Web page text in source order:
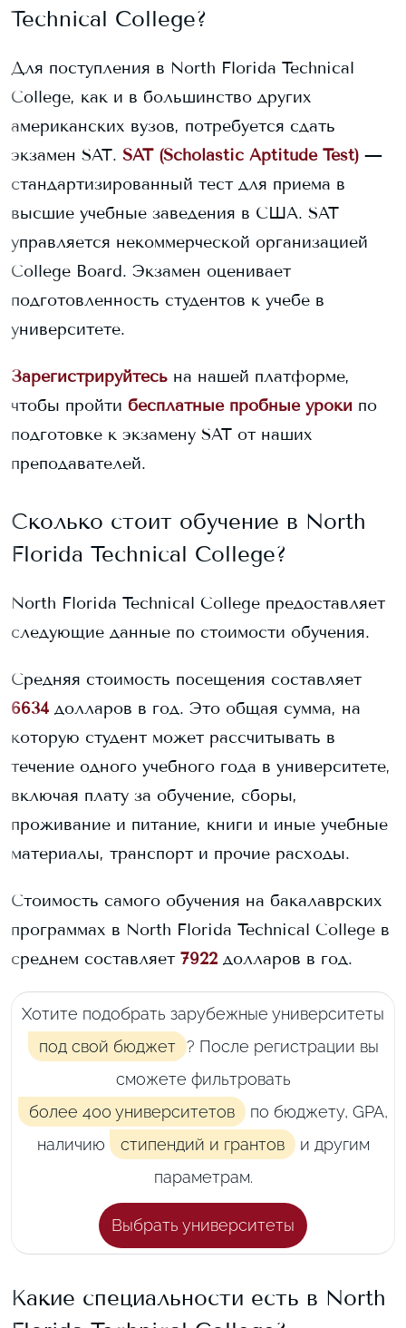
Technical College?
Для поступления в North Florida Technical
College, как и в большинство других
американских вузов, потребуется сдать
экзамен SAT. SAT (Scholastic Aptitude Test) —
стандартизированный тест для приема в
высшие учебные заведения в США. SAT
управляется некоммерческой организацией
College Board. Экзамен оценивает
подготовленность студентов к учебе в
университете.
Зарегистрируйтесь на нашей платформе,
чтобы пройти бесплатные пробные уроки по
подготовке к экзамену SAT от наших
преподавателей.
Сколько стоит обучение в North
Florida Technical College?
North Florida Technical College предоставляет
следующие данные по стоимости обучения.
Средняя стоимость посещения составляет
6634 долларов в год. Это общая сумма, на
которую студент может рассчитывать в
течение одного учебного года в университете,
включая плату за обучение, сборы,
проживание и питание, книги и иные учебные
материалы, транспорт и прочие расходы.
Стоимость самого обучения на бакалаврских
программах в North Florida Technical College в
среднем составляет 7922 долларов в год.
Хотите подобрать зарубежные университеты
под свой бюджет ? После регистрации вы
сможете фильтровать
более 400 университетов
по бюджету, GPA,
наличию
стипендий и грантов и другим
параметрам.
Выбрать университеты
Какие специальности есть в North